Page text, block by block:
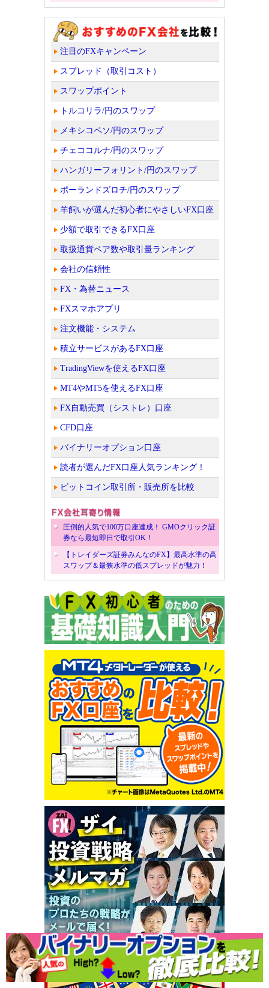
注目のFXキャンペーン
スプレッド（取引コスト）
スワップポイント
トルコリラ/円のスワップ
メキシコペソ/円のスワップ
チェココルナ/円のスワップ
ハンガリーフォリント/円のスワップ
ポーランドズロチ/円のスワップ
羊飼いが選んだ初心者にやさしいFX口座
少額で取引できるFX口座
取扱通貨ペア数や取引量ランキング
会社の信頼性
FX・為替ニュース
FXスマホアプリ
注文機能・システム
積立サービスがあるFX口座
TradingViewを使えるFX口座
MT4やMT5を使えるFX口座
FX自動売買（シストレ）口座
CFD口座
バイナリーオプション口座
読者が選んだFX口座人気ランキング！
ビットコイン取引所・販売所を比較
圧倒的人気で100万口座達成！ GMOクリック証
券なら最短即日で取引OK！
【トレイダーズ証券みんなのFX】最高水準の高
スワップ＆最狭水準の低スプレッドが魅力！